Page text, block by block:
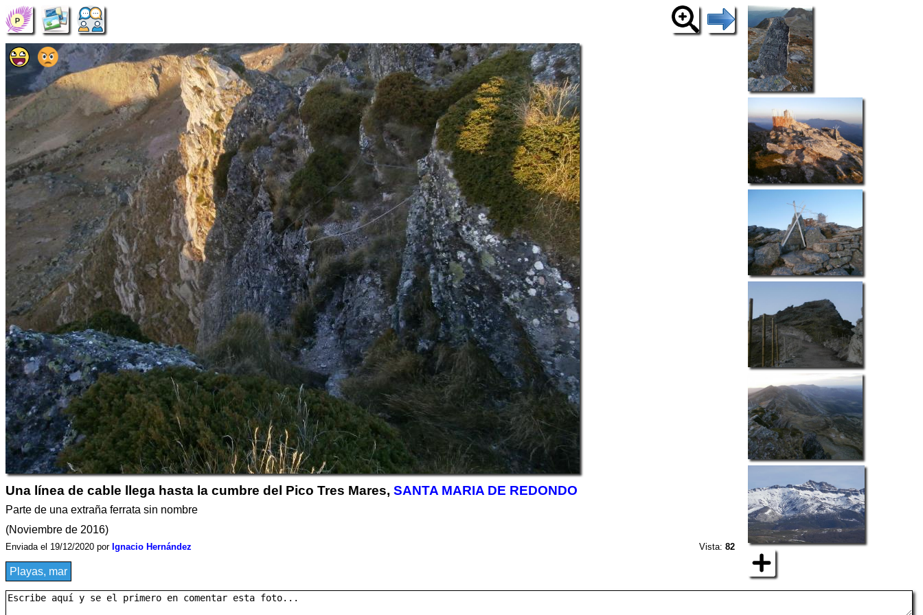
Una línea de cable llega hasta la cumbre del Pico Tres Mares, SANTA MARIA DE REDONDO
Parte de una extraña ferrata sin nombre
(Noviembre de 2016)
Enviada el 19/12/2020 por Ignacio Hernández Vista:82
Playas, mar